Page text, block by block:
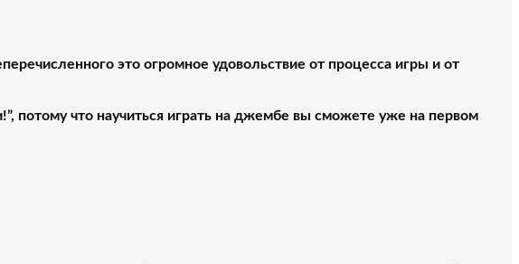
это огромное удовольствие от процесса игры и от
потому что научиться играть на джембе вы сможете уже на первом